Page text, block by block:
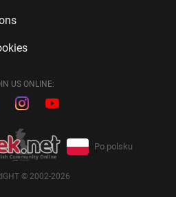
US ONLINE:
Po polsku
© 2002-2026